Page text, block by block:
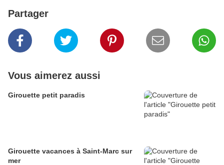
Partager
Vous aimerez aussi
Girouette petit paradis
Girouette vacances à Saint-Marc sur
mer